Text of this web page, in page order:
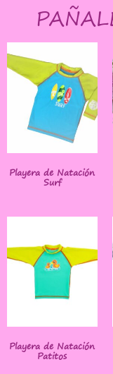
Playera de Natación
Surf
Playera de Natación
Patitos